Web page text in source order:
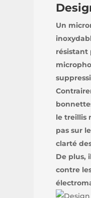
Un
résistant
le treillis
pas sur
clarté
De plus,
contre